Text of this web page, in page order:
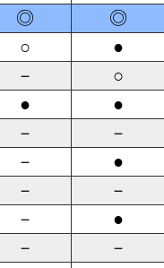
◎ ◎
○ ●
－ ○
● ●
－ －
－ ●
－ －
－ ●
－ －